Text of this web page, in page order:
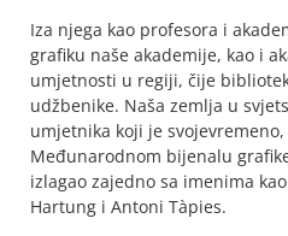
Iza njega kao profesora i
grafiku naše akademije, kao i
umjetnosti u regiji, čije
udžbenike. Naša zemlja u
umjetnika koji je
Međunarodnom bijenalu
izlagao zajedno sa imenima
Hartung i Antoni Tàpies.